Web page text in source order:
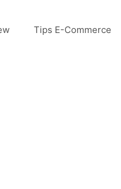
Tips E-Commerce